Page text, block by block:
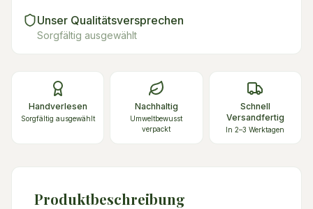
Unser Qualitätsversprechen
Sorgfältig ausgewählt
Handverlesen
Sorgfältig ausgewählt
Nachhaltig
Umweltbewusst
verpackt
Schnell
Versandfertig
In 2–3 Werktagen
Produktbeschreibung